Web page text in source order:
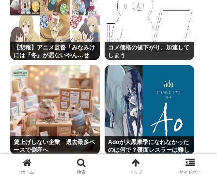
Powered by livedoor 相互RSS
【悲報】アニメ監督「みなみけ
には『冬』が居ないやん…せ
リジナルで出そ！」
コメ価格の値下がり、加速して
しまう
賃上げしない企業 過去最多ペ
ースで倒産へ
Adoが大黒摩季になれなかった
のは何で？覆面レスラーは難し
ホーム 検索 トップ サイドバー